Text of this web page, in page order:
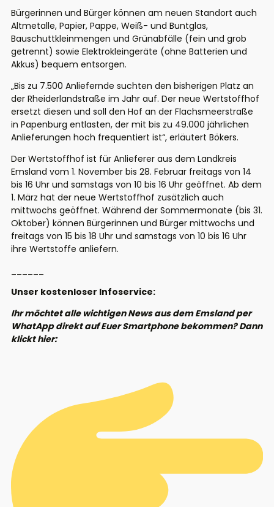
Bürgerinnen und Bürger können am neuen Standort auch
Altmetalle, Papier, Pappe, Weiß- und Buntglas,
Bauschuttkleinmengen und Grünabfälle (fein und grob
getrennt) sowie Elektrokleingeräte (ohne Batterien und
Akkus) bequem entsorgen.
„Bis zu 7.500 Anliefernde suchten den bisherigen Platz an
der Rheiderlandstraße im Jahr auf. Der neue Wertstoffhof
ersetzt diesen und soll den Hof an der Flachsmeerstraße
in Papenburg entlasten, der mit bis zu 49.000 jährlichen
Anlieferungen hoch frequentiert ist“, erläutert Bökers.
Der Wertstoffhof ist für Anlieferer aus dem Landkreis
Emsland vom 1. November bis 28. Februar freitags von 14
bis 16 Uhr und samstags von 10 bis 16 Uhr geöffnet. Ab dem
1. März hat der neue Wertstoffhof zusätzlich auch
mittwochs geöffnet. Während der Sommermonate (bis 31.
Oktober) können Bürgerinnen und Bürger mittwochs und
freitags von 15 bis 18 Uhr und samstags von 10 bis 16 Uhr
ihre Wertstoffe anliefern.
Unser kostenloser Infoservice:
Ihr möchtet alle wichtigen News aus dem Emsland per
WhatApp direkt auf Euer Smartphone bekommen? Dann
klickt hier: